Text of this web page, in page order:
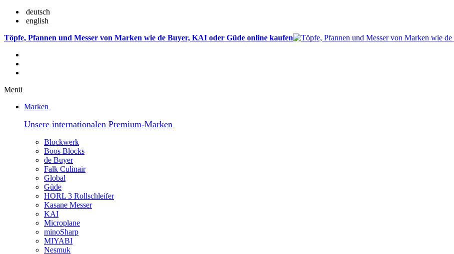
deutsch
english
Töpfe, Pfannen und Messer von Marken wie de Buyer, KAI oder Güde online kaufen
Menü
Marken
Unsere internationalen Premium-Marken
Blockwerk
Boos Blocks
de Buyer
Falk Culinair
Global
Güde
HORL 3 Rollschleifer
Kasane Messer
KAI
Microplane
minoSharp
MIYABI
Nesmuk